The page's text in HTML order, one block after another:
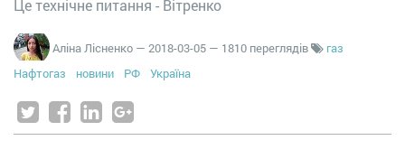
Це технічне питання - Вітренко
Аліна Лісненко — 2018-03-05 — 1810 переглядів
газ
Нафтогаз
новини РФ Україна